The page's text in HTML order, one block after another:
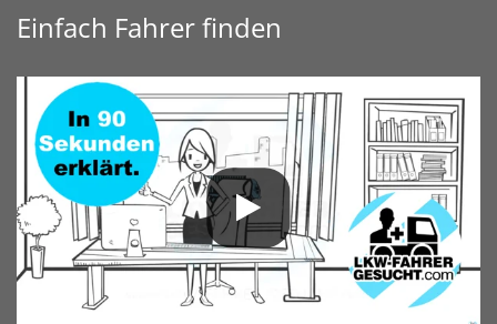
Einfach Fahrer finden